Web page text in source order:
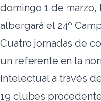
domingo 1 de marzo,
albergará el 24º
Cuatro jornadas de
un referente en la
intelectual a través
19 clubes